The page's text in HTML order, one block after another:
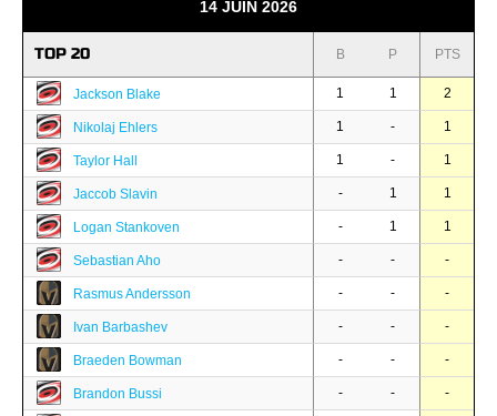
14 JUIN 2026
TOP 20 B P PTS
Jackson Blake 1 1 2
Nikolaj Ehlers 1 - 1
Taylor Hall 1 - 1
Jaccob Slavin - 1 1
Logan Stankoven - 1 1
Sebastian Aho - - -
Rasmus Andersson - - -
Ivan Barbashev - - -
Braeden Bowman - - -
Brandon Bussi - - -